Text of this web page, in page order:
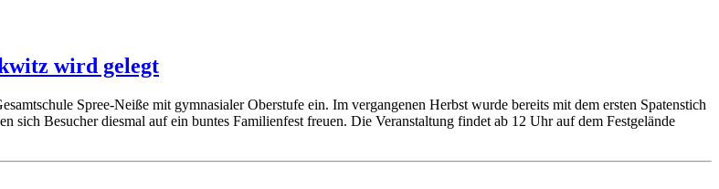
wird gelegt
Spree-Neiße mit gymnasialer Oberstufe ein. Im vergangenen Herbst wurde bereits mit dem ersten Spatenstich
sich Besucher diesmal auf ein buntes Familienfest freuen. Die Veranstaltung findet ab 12 Uhr auf dem Festgelände